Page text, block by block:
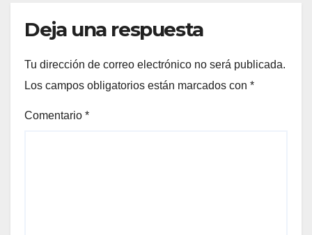
Deja una respuesta
Tu dirección de correo electrónico no será publicada.
Los campos obligatorios están marcados con *
Comentario *